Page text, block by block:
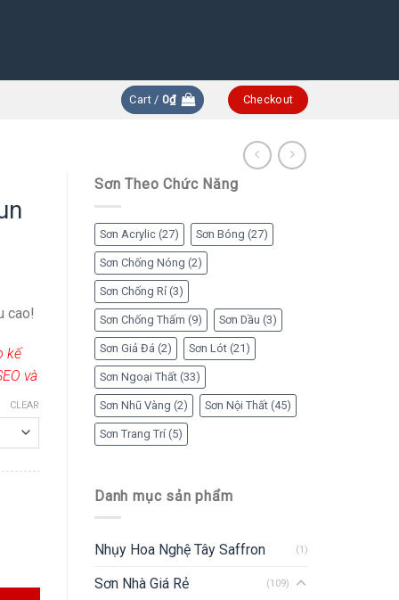
Cart /0₫ Checkout
Sơn Theo Chức Năng
Sơn Acrylic (27) Sơn Bóng (27)
Sơn Chống Nóng (2)
Sơn Chống Rỉ (3)
Sơn Chống Thấm (9) Sơn Dầu (3)
Sơn Giả Đá (2) Sơn Lót (21)
Sơn Ngoại Thất (33)
Sơn Nhũ Vàng (2) Sơn Nội Thất (45)
Sơn Trang Trí (5)
Danh mục sản phẩm
Nhụy Hoa Nghệ Tây Saffron (1)
Sơn Nhà Giá Rẻ (109)
cao!
kế
và
CLEAR